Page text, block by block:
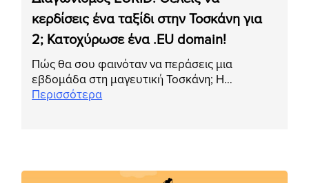
κερδίσεις ένα ταξίδι στην Τοσκάνη για
2; Κατοχύρωσε ένα .EU domain!
Πώς θα σου φαινόταν να περάσεις μια
εβδομάδα στη μαγευτική Τοσκάνη; Η…
Περισσότερα